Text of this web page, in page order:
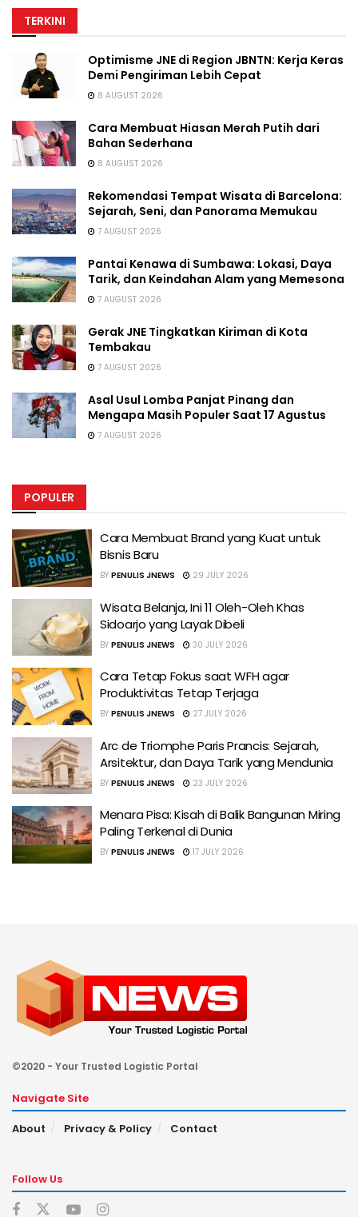
TERKINI
Optimisme JNE di Region JBNTN: Kerja Keras
Demi Pengiriman Lebih Cepat
8 AUGUST 2026
Cara Membuat Hiasan Merah Putih dari
Bahan Sederhana
8 AUGUST 2026
Rekomendasi Tempat Wisata di Barcelona:
Sejarah, Seni, dan Panorama Memukau
7 AUGUST 2026
Pantai Kenawa di Sumbawa: Lokasi, Daya
Tarik, dan Keindahan Alam yang Memesona
7 AUGUST 2026
Gerak JNE Tingkatkan Kiriman di Kota
Tembakau
7 AUGUST 2026
Asal Usul Lomba Panjat Pinang dan
Mengapa Masih Populer Saat 17 Agustus
7 AUGUST 2026
POPULER
Cara Membuat Brand yang Kuat untuk
Bisnis Baru
BY PENULIS JNEWS 29 JULY 2026
Wisata Belanja, Ini 11 Oleh-Oleh Khas
Sidoarjo yang Layak Dibeli
BY PENULIS JNEWS 30 JULY 2026
Cara Tetap Fokus saat WFH agar
Produktivitas Tetap Terjaga
BY PENULIS JNEWS 27 JULY 2026
Arc de Triomphe Paris Prancis: Sejarah,
Arsitektur, dan Daya Tarik yang Mendunia
BY PENULIS JNEWS 23 JULY 2026
Menara Pisa: Kisah di Balik Bangunan Miring
Paling Terkenal di Dunia
BY PENULIS JNEWS 17 JULY 2026
©2020 - Your Trusted Logistic Portal
Navigate Site
About
Privacy & Policy Contact
Follow Us